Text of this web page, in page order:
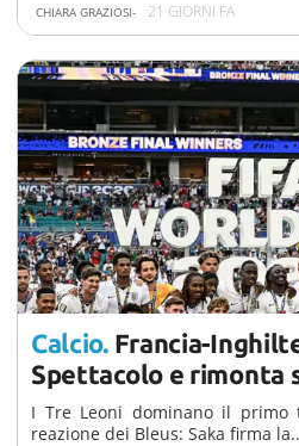
CHIARA GRAZIOSI- 21 GIORNI FA
Calcio. Francia-
Spettacolo e rimonta
I Tre Leoni dominano il primo
reazione dei Bleus: Saka firma